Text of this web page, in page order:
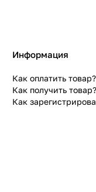
Информация
Как оплатить товар?
Как получить товар?
Как